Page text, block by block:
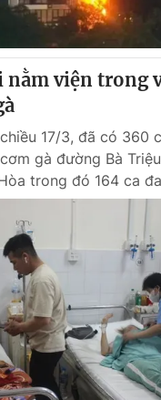
in và báo điện tử số
Thủy
Thị Mỹ Hạnh, Phạm
355 931 - 024.38 355 932
024.66 897 897
7300.7108
nằm viện trong
17/3, đã có 360
gà đường Bà
trong đó 164 ca